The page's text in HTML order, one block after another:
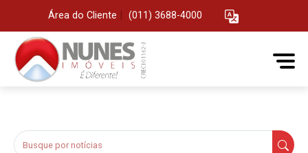
Área do Cliente (011) 3688-4000